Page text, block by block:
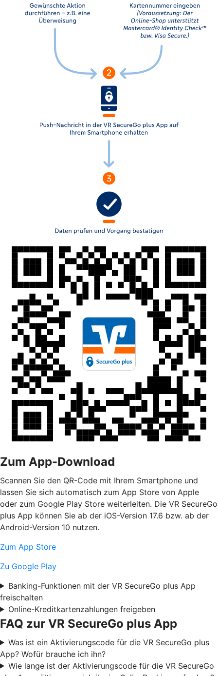
Zum App-Download
Scannen Sie den QR-Code mit Ihrem Smartphone und
lassen Sie sich automatisch zum App Store von Apple
oder zum Google Play Store weiterleiten. Die VR SecureGo
plus App können Sie ab der iOS-Version 17.6 bzw. ab der
Android-Version 10 nutzen.
Zum App Store
Zu Google Play
Banking-Funktionen mit der VR SecureGo plus App
freischalten
Online-Kreditkartenzahlungen freigeben
FAQ zur VR SecureGo plus App
Was ist ein Aktivierungscode für die VR SecureGo plus
App? Wofür brauche ich ihn?
Wie lange ist der Aktivierungscode für die VR SecureGo